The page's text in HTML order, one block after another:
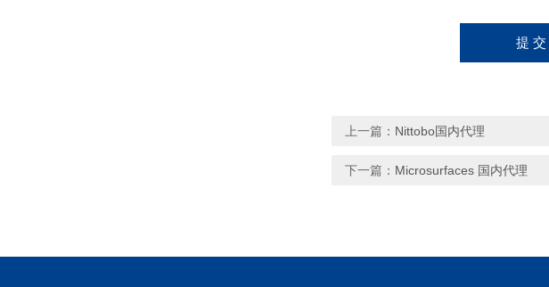
上一篇： Nittobo国内代理
下一篇： Microsurfaces 国内代理